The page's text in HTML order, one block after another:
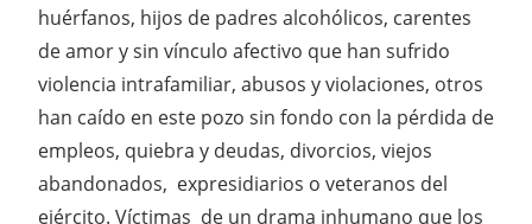
huérfanos, hijos de padres alcohólicos, carentes
de amor y sin vínculo afectivo que han sufrido
violencia intrafamiliar, abusos y violaciones, otros
han caído en este pozo sin fondo con la pérdida de
empleos, quiebra y deudas, divorcios, viejos
abandonados, expresidiarios o veteranos del
ejército. Víctimas de un drama inhumano que los